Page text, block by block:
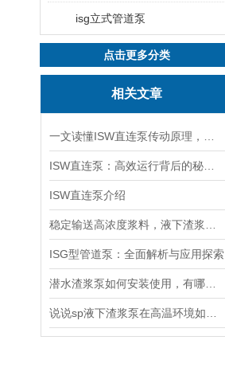
isg立式管道泵
点击更多分类
相关文章
ISW直连泵介绍
ISG型管道泵：全面解析与应用探索